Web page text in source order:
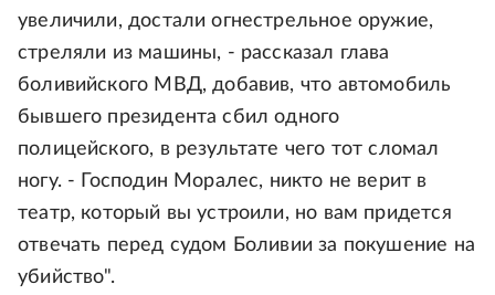
увеличили, достали огнестрельное оружие,
стреляли из машины, - рассказал глава
боливийского МВД, добавив, что автомобиль
бывшего президента сбил одного
полицейского, в результате чего тот сломал
ногу. - Господин Моралес, никто не верит в
театр, который вы устроили, но вам придется
отвечать перед судом Боливии за покушение на
убийство".